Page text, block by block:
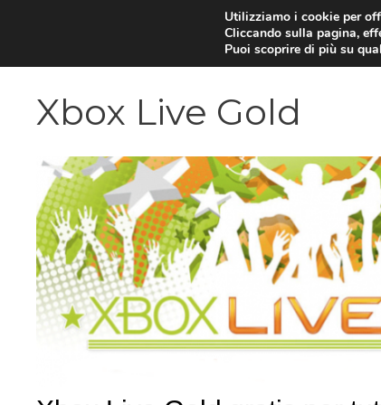
Xbox Live Gold
Utilizziamo i cookie per
Cliccando sulla pagina,
Puoi scoprire di più su